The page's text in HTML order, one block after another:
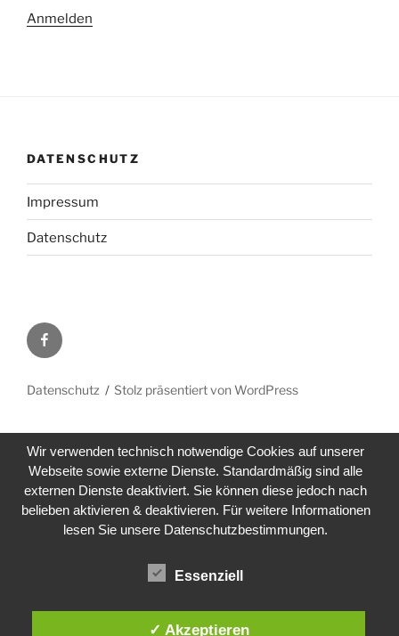
Anmelden
DATENSCHUTZ
Impressum
Datenschutz
Facebook
Datenschutz Stolz präsentiert von WordPress
Wir verwenden technisch notwendige Cookies auf unserer
Webseite sowie externe Dienste. Standardmäßig sind alle
externen Dienste deaktiviert. Sie können diese jedoch nach
belieben aktivieren & deaktivieren. Für weitere Informationen
lesen Sie unsere Datenschutzbestimmungen.
Essenziell
✓ Akzeptieren